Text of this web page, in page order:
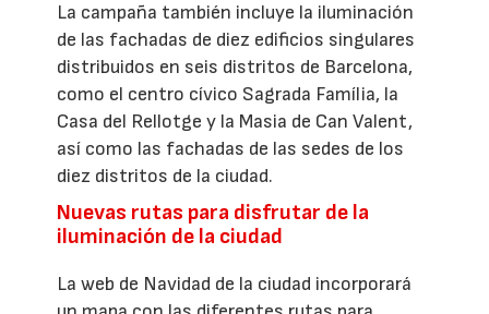
La campaña también incluye la iluminación
de las fachadas de diez edificios singulares
distribuidos en seis distritos de Barcelona,
como el centro cívico Sagrada Família, la
Casa del Rellotge y la Masia de Can Valent,
así como las fachadas de las sedes de los
diez distritos de la ciudad.
Nuevas rutas para disfrutar de la
iluminación de la ciudad
La web de Navidad de la ciudad incorporará